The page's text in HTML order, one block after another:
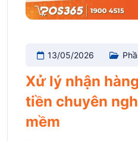
13/05/2026
Xử lý nhận
tiền chuyên
mềm